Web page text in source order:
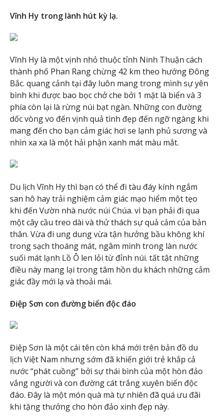
Vĩnh Hy trong lành hút kỳ lạ.
Vĩnh Hy là một vịnh nhỏ thuộc tỉnh Ninh Thuận cách
thành phố Phan Rang chừng 42 km theo hướng Đông
Bắc. quang cảnh tại đây luôn mang trong mình sự yên
bình khi được bao bọc chở che bởi 1 mặt là biển và 3
phía còn lại là rừng núi bạt ngàn. Những con đường
dốc vòng vo đến vịnh quả tình đẹp đến ngỡ ngàng khi
mang đến cho bạn cảm giác hơi se lạnh phủ sương và
nhìn xa xa là một hải phận xanh mát màu mắt.
Du lịch Vĩnh Hy thì bạn có thể đi tàu đáy kính ngắm
san hô hay trải nghiệm cảm giác mạo hiểm một tẹo
khi đến Vườn nhà nước núi Chúa. vì bạn phải đi qua
một cây cầu treo dài và thử thách sự quả cảm của bản
thân. Vừa đi ung dung vừa tận hưởng bầu không khí
trong sạch thoáng mát, ngâm mình trong làn nước
suối mát lạnh Lồ Ô len lỏi từ đỉnh núi. tất tật những
điều này mang lại trong tâm hồn du khách những cảm
giác đầy mới lạ và thoải mái.
Điệp Sơn con đường biển độc đáo
Điệp Sơn là một cái tên còn khá mới trên bản đồ du
lịch Việt Nam nhưng sớm đã khiến giới trẻ khắp cả
nước “phát cuồng” bởi sự thái bình của một hòn đảo
vắng người và con đường cát trắng xuyên biển độc
đáo. Đây là một món quà mà tự nhiên đã quá ưu đãi
khi tặng thưởng cho hòn đảo xinh đẹp này.